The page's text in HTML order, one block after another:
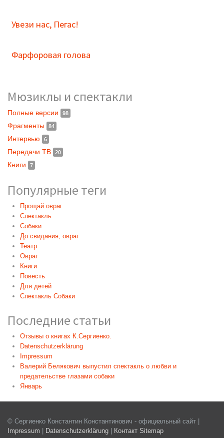
Увези нас, Пегас!
Фарфоровая голова
Мюзиклы и спектакли
Полные версии 98
Фрагменты 84
Интервью 6
Передачи ТВ 20
Книги 7
Популярные теги
Прощай овраг
Спектакль
Собаки
До свидания, овраг
Театр
Овраг
Книги
Повесть
Для детей
Спектакль Собаки
Последние статьи
Отзывы о книгах К.Сергиенко.
Datenschutzerklärung
Impressum
Валерий Белякович выпустил спектакль о любви и
предательстве глазами собаки
Январь
© Сергиенко Константин Константинович - официальный сайт |
Impressum
Datenschutzerklärung Контакт Sitemap